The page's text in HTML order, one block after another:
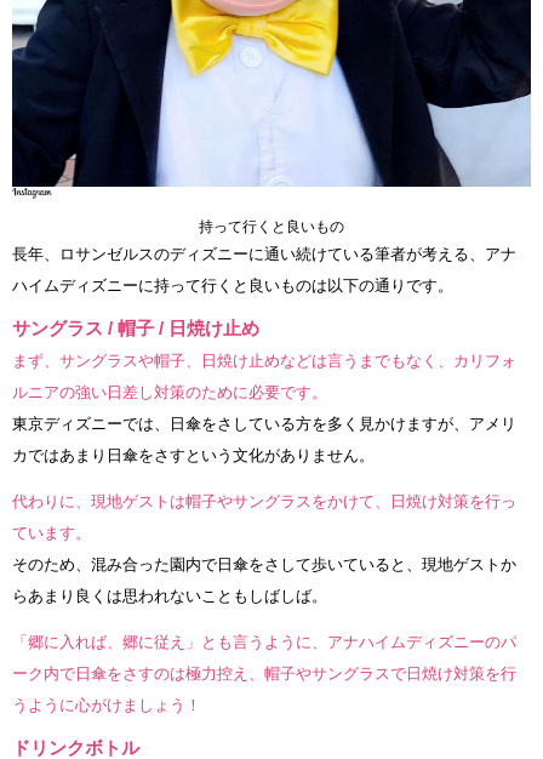
持って行くと良いもの
長年、ロサンゼルスのディズニーに通い続けている筆者が考える、アナ
ハイムディズニーに持って行くと良いものは以下の通りです。
サングラス / 帽子 / 日焼け止め
まず、サングラスや帽子、日焼け止めなどは言うまでもなく、カリフォ
ルニアの強い日差し対策のために必要です。
東京ディズニーでは、日傘をさしている方を多く見かけますが、アメリ
カではあまり日傘をさすという文化がありません。
代わりに、現地ゲストは帽子やサングラスをかけて、日焼け対策を行っ
ています。
そのため、混み合った園内で日傘をさして歩いていると、現地ゲストか
らあまり良くは思われないこともしばしば。
「郷に入れば、郷に従え」とも言うように、アナハイムディズニーのパ
ーク内で日傘をさすのは極力控え、帽子やサングラスで日焼け対策を行
うように心がけましょう！
ドリンクボトル